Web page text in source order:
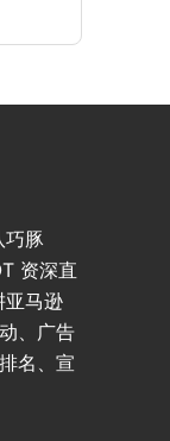
豚
资深直
亚马逊
、广告
名、宣